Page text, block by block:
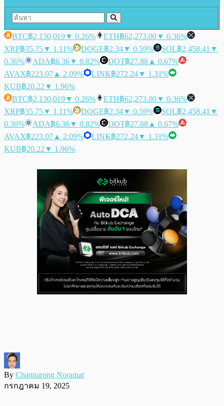
BTC฿2,130,019▼ 0.26% ETH฿62,273.00▼ 0.36%
XRP฿35.75▼ 1.11% DOGE฿2.34▼ 0.59% SOL฿2,458.41 ▼
0.36%
ADA฿6.36▼ 0.82% DOT฿27.88 ▲ 0.67%
AVAX฿223.07 ▲ 2.09% LINK฿272.24▼ 1.31%
KUB฿20.22 ▼ 1.96%
BTC฿2,130,019▼ 0.26% ETH฿62,273.00▼ 0.36%
XRP฿35.75▼ 1.11% DOGE฿2.34▼ 0.59% SOL฿2,458.41 ▼
0.36%
ADA฿6.36▼ 0.82% DOT฿27.88 ▲ 0.67%
AVAX฿223.07 ▲ 2.09% LINK฿272.24▼ 1.31%
KUB฿20.22 ▼ 1.96%
By Channarong Noramat
กรกฎาคม 19, 2025